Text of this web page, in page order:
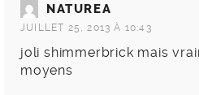
NATUREA
JUILLET 25, 2013 À 10:43
joli shimmerbrick mais
moyens